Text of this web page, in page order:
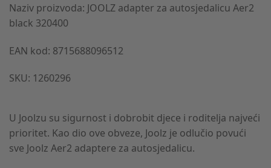
Naziv proizvoda: JOOLZ adapter za autosjedalicu Aer2
black 320400
EAN kod: 8715688096512
SKU: 1260296
U Joolzu su sigurnost i dobrobit djece i roditelja najveći
prioritet. Kao dio ove obveze, Joolz je odlučio povući
sve Joolz Aer2 adaptere za autosjedalicu.